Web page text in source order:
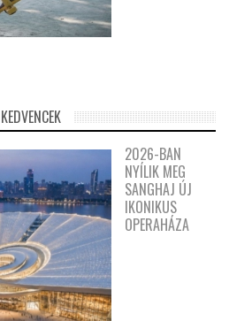
KEDVENCEK
2026-BAN
NYÍLIK MEG
SANGHAJ ÚJ
IKONIKUS
OPERAHÁZA